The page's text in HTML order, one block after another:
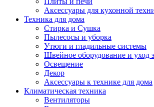
Аксессуары для кухонной
Техника для дома
Стирка и Сушка
Пылесосы и уборка
Утюги и гладильные системы
Швейное оборудование и уход
Освещение
Декор
Аксессуары к технике для дома
Климатическая техника
Вентиляторы